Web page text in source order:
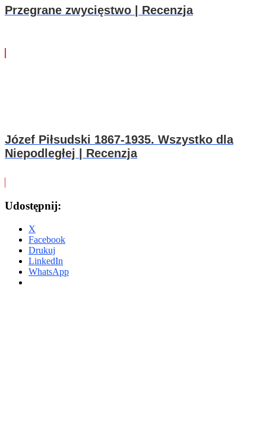
Przegrane zwycięstwo | Recenzja
Józef Piłsudski 1867-1935. Wszystko dla
Niepodległej | Recenzja
Udostępnij:
X
Facebook
Drukuj
LinkedIn
WhatsApp